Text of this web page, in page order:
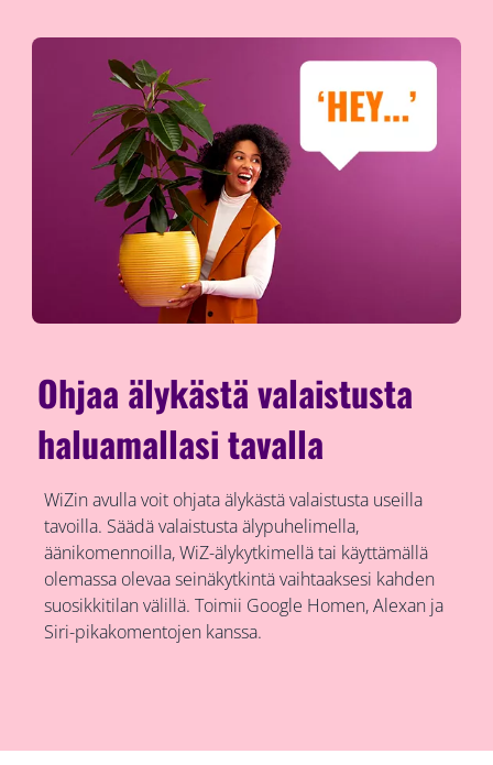
Ohjaa älykästä valaistusta
haluamallasi tavalla
WiZin avulla voit ohjata älykästä valaistusta useilla
tavoilla. Säädä valaistusta älypuhelimella,
äänikomennoilla, WiZ-älykytkimellä tai käyttämällä
olemassa olevaa seinäkytkintä vaihtaaksesi kahden
suosikkitilan välillä. Toimii Google Homen, Alexan ja
Siri-pikakomentojen kanssa.